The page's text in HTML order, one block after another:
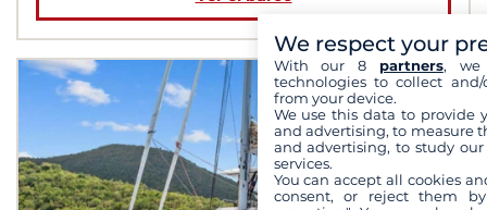
We respect your
With our 8 partners, we
technologies to collect
from your device.
We use this data to provide
and advertising, to measure
and advertising, to study
services.
You can accept all cookies
consent, or reject them